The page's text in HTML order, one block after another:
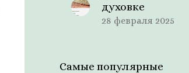
духовке
28 февраля 2025
Самые популярные